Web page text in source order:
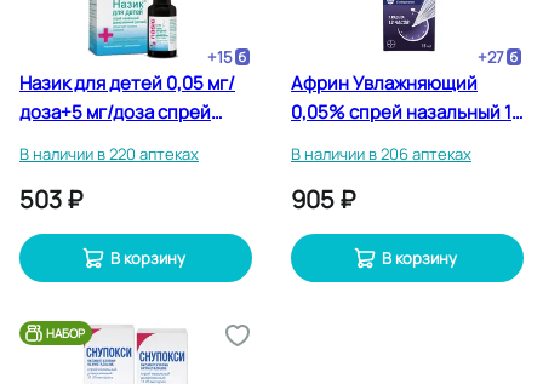
+15
Назик для детей 0,05 мг/
доза+5 мг/доза спрей
В наличии в 220 аптеках
503 ₽
В корзину
+27
Африн Увлажняющий
0,05% спрей назальный 15
В наличии в 206 аптеках
905 ₽
В корзину
НАБОР